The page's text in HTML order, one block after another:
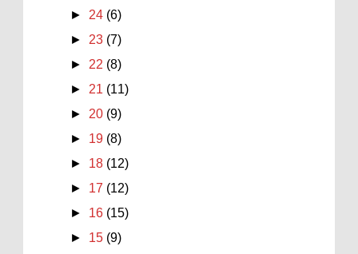
► 24 (6)
► 23 (7)
► 22 (8)
► 21 (11)
► 20 (9)
► 19 (8)
► 18 (12)
► 17 (12)
► 16 (15)
► 15 (9)